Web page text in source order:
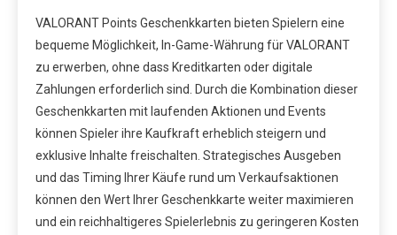
VALORANT Points Geschenkkarten bieten Spielern eine
bequeme Möglichkeit, In-Game-Währung für VALORANT
zu erwerben, ohne dass Kreditkarten oder digitale
Zahlungen erforderlich sind. Durch die Kombination dieser
Geschenkkarten mit laufenden Aktionen und Events
können Spieler ihre Kaufkraft erheblich steigern und
exklusive Inhalte freischalten. Strategisches Ausgeben
und das Timing Ihrer Käufe rund um Verkaufsaktionen
können den Wert Ihrer Geschenkkarte weiter maximieren
und ein reichhaltigeres Spielerlebnis zu geringeren Kosten